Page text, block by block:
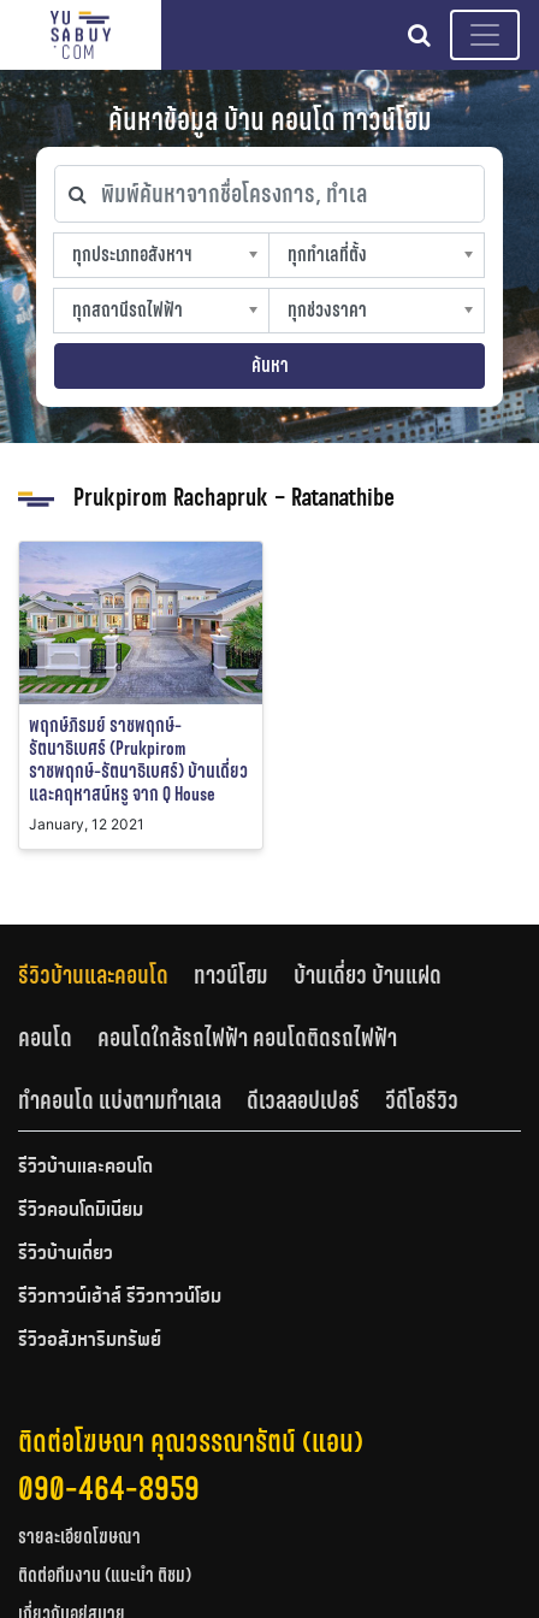
search
ค้นหาข้อมูล บ้าน คอนโด ทาวน์โฮม
พิมพ์ค้นหาจากชื่อโครงการ, ทำเล
ทุกประเภทอสังหาฯ
ทุกประเภทอสังหาฯ
sproperty
ทุกทำเลที่ตั้ง
ทุกทำเลที่ตั้ง
slocation
ทุกสถานีรถไฟฟ้า
ทุกสถานีรถไฟฟ้า
strain-station
ทุกช่วงราคา
ทุกช่วงราคา
sprice
ค้นหา
Prukpirom Rachapruk – Ratanathibe
พฤกษ์ภิรมย์ ราชพฤกษ์-
รัตนาธิเบศร์ (Prukpirom
ราชพฤกษ์-รัตนาธิเบศร์) บ้านเดี่ยว
และคฤหาสน์หรู จาก Q House
January, 12 2021
รีวิวบ้านและคอนโด ทาวน์โฮม
บ้านเดี่ยว บ้านแฝด
คอนโด
คอนโดใกล้รถไฟฟ้า คอนโดติดรถไฟฟ้า
ทำคอนโด แบ่งตามทำเลเล
ดีเวลลอปเปอร์ วีดีโอรีวิว
รีวิวบ้านและคอนโด
รีวิวคอนโดมิเนียม
รีวิวบ้านเดี่ยว
รีวิวทาวน์เฮ้าส์ รีวิวทาวน์โฮม
รีวิวอสังหาริมทรัพย์
ติดต่อโฆษณา คุณวรรณารัตน์ (แอน)
090-464-8959
รายละเอียดโฆษณา
ติดต่อทีมงาน (แนะนำ ติชม)